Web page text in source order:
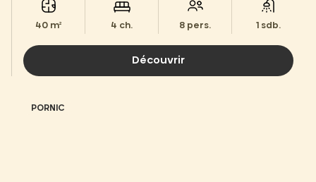
40 m² 4 ch. 8 pers. 1 sdb.
Découvrir
PORNIC